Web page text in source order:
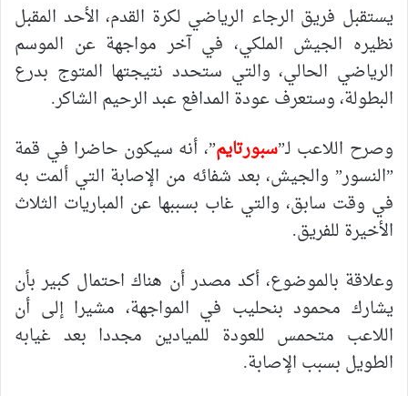
يستقبل فريق الرجاء الرياضي لكرة القدم، الأحد المقبل
نظيره الجيش الملكي، في آخر مواجهة عن الموسم
الرياضي الحالي، والتي ستحدد نتيجتها المتوج بدرع
البطولة، وستعرف عودة المدافع عبد الرحيم الشاكر.
وصرح اللاعب لـ”سبورتايم”، أنه سيكون حاضرا في قمة
”النسور” والجيش، بعد شفائه من الإصابة التي ألمت به
في وقت سابق، والتي غاب بسببها عن المباريات الثلاث
الأخيرة للفريق.
وعلاقة بالموضوع، أكد مصدر أن هناك احتمال كبير بأن
يشارك محمود بنحليب في المواجهة، مشيرا إلى أن
اللاعب متحمس للعودة للميادين مجددا بعد غيابه
الطويل بسبب الإصابة.